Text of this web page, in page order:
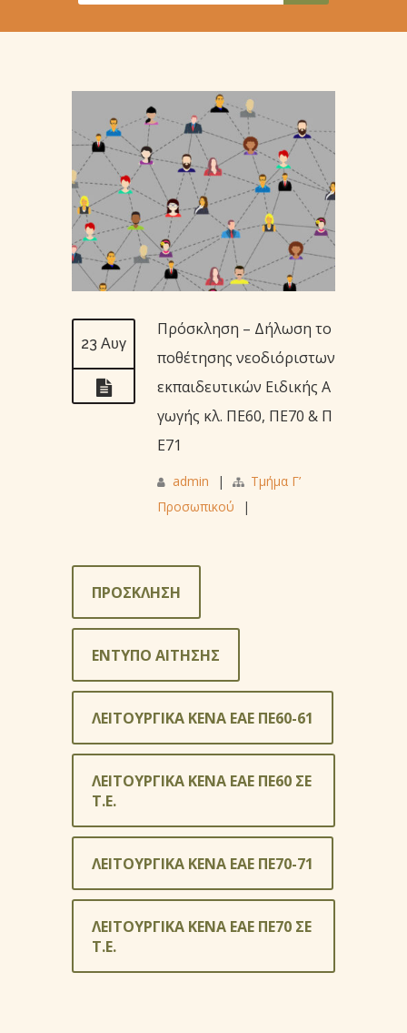
23 Αυγ
Πρόσκληση – Δήλωση το
ποθέτησης νεοδιόριστων
εκπαιδευτικών Ειδικής Α
γωγής κλ. ΠΕ60, ΠΕ70 & Π
Ε71
admin |
Τμήμα Γ’
Προσωπικού
|
ΠΡΟΣΚΛΗΣΗ
ΕΝΤΥΠΟ ΑΙΤΗΣΗΣ
ΛΕΙΤΟΥΡΓΙΚΑ ΚΕΝΑ ΕΑΕ ΠΕ60-61
ΛΕΙΤΟΥΡΓΙΚΑ ΚΕΝΑ ΕΑΕ ΠΕ60 ΣΕ
Τ.Ε.
ΛΕΙΤΟΥΡΓΙΚΑ ΚΕΝΑ ΕΑΕ ΠΕ70-71
ΛΕΙΤΟΥΡΓΙΚΑ ΚΕΝΑ ΕΑΕ ΠΕ70 ΣΕ
Τ.Ε.